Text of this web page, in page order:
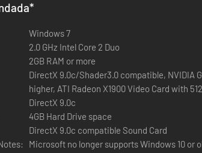
*
Windows 7
2.0 GHz Intel Core 2 Duo
2GB RAM or more
DirectX 9.0c/Shader3.0 compatible, NVIDIA
higher, ATI Radeon X1900 Video Card with
DirectX 9.0c
4GB Hard Drive space
DirectX 9.0c compatible Sound Card
Microsoft no longer supports Windows 10 or